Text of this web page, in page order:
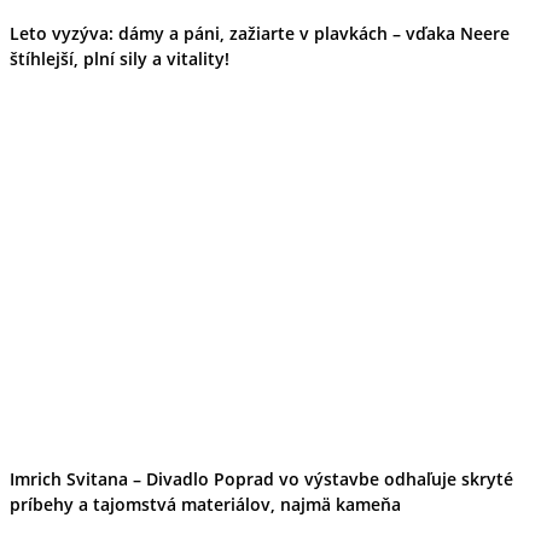
Leto vyzýva: dámy a páni, zažiarte v plavkách – vďaka Neere
štíhlejší, plní sily a vitality!
Imrich Svitana – Divadlo Poprad vo výstavbe odhaľuje skryté
príbehy a tajomstvá materiálov, najmä kameňa